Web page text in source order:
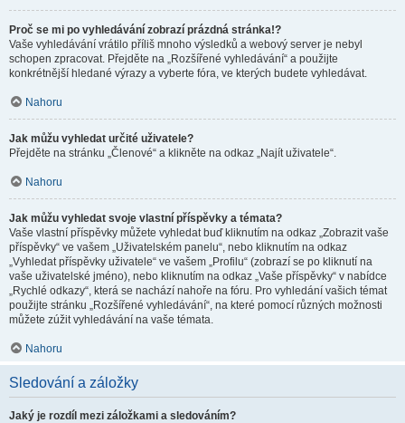
Proč se mi po vyhledávání zobrazí prázdná stránka!?
Vaše vyhledávání vrátilo příliš mnoho výsledků a webový server je nebyl
schopen zpracovat. Přejděte na „Rozšířené vyhledávání“ a použijte
konkrétnější hledané výrazy a vyberte fóra, ve kterých budete vyhledávat.
Nahoru
Jak můžu vyhledat určité uživatele?
Přejděte na stránku „Členové“ a klikněte na odkaz „Najít uživatele“.
Nahoru
Jak můžu vyhledat svoje vlastní příspěvky a témata?
Vaše vlastní příspěvky můžete vyhledat buď kliknutím na odkaz „Zobrazit vaše
příspěvky“ ve vašem „Uživatelském panelu“, nebo kliknutím na odkaz
„Vyhledat příspěvky uživatele“ ve vašem „Profilu“ (zobrazí se po kliknutí na
vaše uživatelské jméno), nebo kliknutím na odkaz „Vaše příspěvky“ v nabídce
„Rychlé odkazy“, která se nachází nahoře na fóru. Pro vyhledání vašich témat
použijte stránku „Rozšířené vyhledávání“, na které pomocí různých možnosti
můžete zúžit vyhledávání na vaše témata.
Nahoru
Sledování a záložky
Jaký je rozdíl mezi záložkami a sledováním?